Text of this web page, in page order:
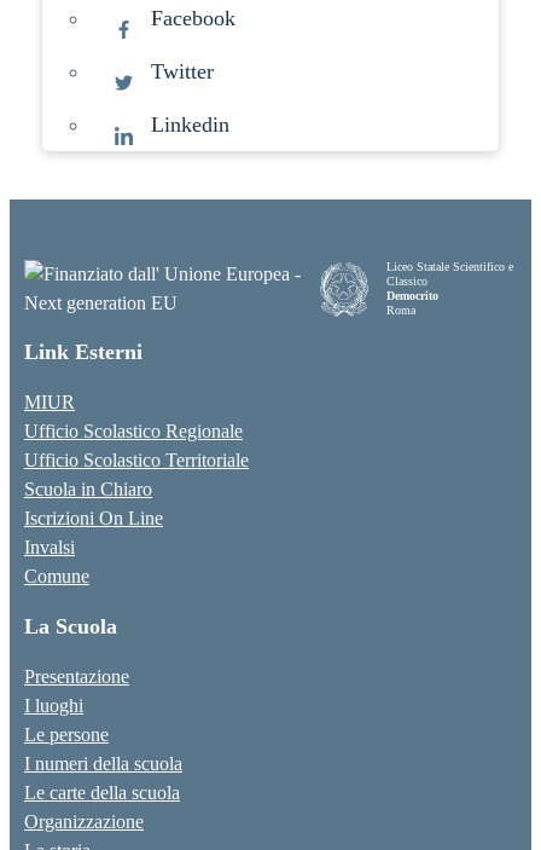
Facebook
Twitter
Linkedin
Liceo Statale Scientifico e
Classico
Democrito
Roma
Link Esterni
MIUR
Ufficio Scolastico Regionale
Ufficio Scolastico Territoriale
Scuola in Chiaro
Iscrizioni On Line
Invalsi
Comune
La Scuola
Presentazione
I luoghi
Le persone
I numeri della scuola
Le carte della scuola
Organizzazione